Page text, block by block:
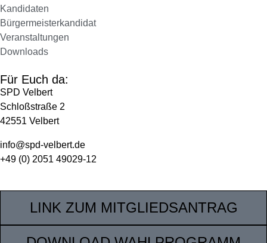
Kandidaten
Bürgermeisterkandidat
Veranstaltungen
Downloads
Für Euch da:
SPD Velbert
Schloßstraße 2
42551 Velbert
info@spd-velbert.de
+49 (0) 2051 49029-12
LINK ZUM MITGLIEDSANTRAG